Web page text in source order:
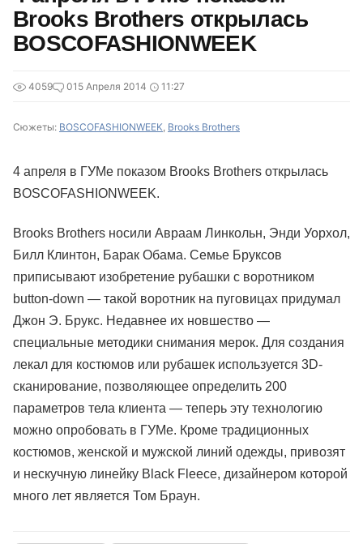
Brooks Brothers открылась
BOSCOFASHIONWEEK
4059 015 Апреля 2014 11:27
Сюжеты: BOSCOFASHIONWEEK, Brooks Brothers
4 апреля в ГУМе показом Brooks Brothers открылась
BOSCOFASHIONWEEK.
Brooks Brothers носили Авраам Линкольн, Энди Уорхол,
Билл Клинтон, Барак Обама. Семье Бруксов
приписывают изобретение рубашки с воротником
button-down — такой воротник на пуговицах придумал
Джон Э. Брукс. Недавнее их новшество —
специальные методики снимания мерок. Для создания
лекал для костюмов или рубашек используется 3D-
сканирование, позволяющее определить 200
параметров тела клиента — теперь эту технологию
можно опробовать в ГУМе. Кроме традиционных
костюмов, женской и мужской линий одежды, привозят
и нескучную линейку Black Fleece, дизайнером которой
много лет является Том Браун.